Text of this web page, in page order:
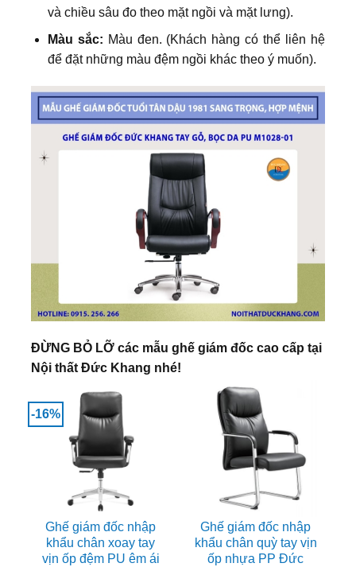
và chiều sâu đo theo mặt ngồi và mặt lưng).
Màu sắc: Màu đen. (Khách hàng có thể liên hệ
để đặt những màu đệm ngồi khác theo ý muốn).
ĐỪNG BỎ LỠ các mẫu ghế giám đốc cao cấp tại
Nội thất Đức Khang nhé!
-16%
Ghế giám đốc nhập
khẩu chân xoay tay
vịn ốp đệm PU êm ái
Ghế giám đốc nhập
khẩu chân quỳ tay vịn
ốp nhựa PP Đức